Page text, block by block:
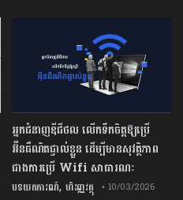
អ្នកជំនាញឌីជីថល លើកទឹកចិត្តឱ្យប្រើ
អ៊ីនធឺណិតផ្ទាល់ខ្លួន ដើម្បីមានសុវត្ថិភាព
ជាងការប្រើ Wifi​ សាធារណៈ
បទយកការណ៍, ហិរញ្ញវត្ថុ • 10/03/2026